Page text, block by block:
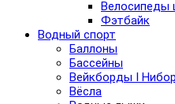
Велосипеды
Фэтбайк
Водный спорт
Баллоны
Бассейны
Вейкборды I
Вёсла